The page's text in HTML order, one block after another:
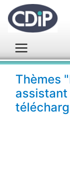
Thèmes
assistant